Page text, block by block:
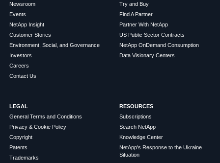
Newsroom
Events
NetApp Insight
Customer Stories
Environment, Social, and Governance
Investors
Careers
Contact Us
Try and Buy
Find A Partner
Partner With NetApp
US Public Sector Contracts
NetApp OnDemand Consumption
Data Visionary Centers
LEGAL
General Terms and Conditions
Privacy & Cookie Policy
Copyright
Patents
Trademarks
RESOURCES
Subscriptions
Search NetApp
Knowledge Center
NetApp's Response to the Ukraine
Situation